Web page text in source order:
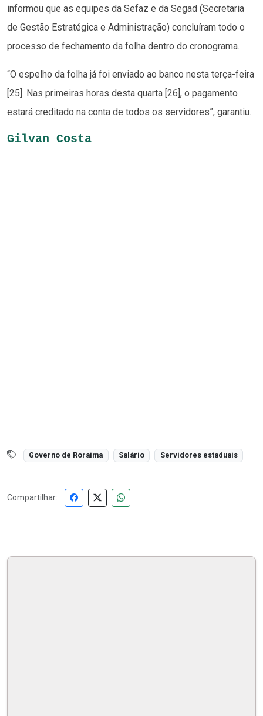
informou que as equipes da Sefaz e da Segad (Secretaria
de Gestão Estratégica e Administração) concluíram todo o
processo de fechamento da folha dentro do cronograma.
“O espelho da folha já foi enviado ao banco nesta terça-feira
[25]. Nas primeiras horas desta quarta [26], o pagamento
estará creditado na conta de todos os servidores”, garantiu.
Gilvan Costa
Governo de Roraima Salário Servidores estaduais
Compartilhar: